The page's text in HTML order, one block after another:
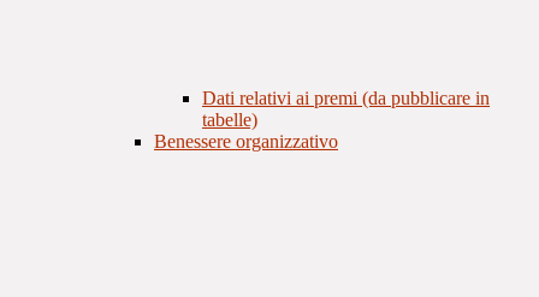
Dati relativi ai premi (da pubblicare in
tabelle)
Benessere organizzativo